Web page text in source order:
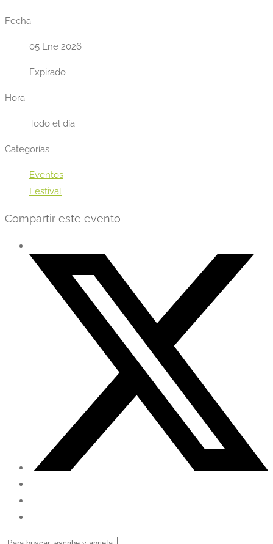
Fecha
05 Ene 2026
Expirado
Hora
Todo el día
Categorías
Eventos
Festival
Compartir este evento